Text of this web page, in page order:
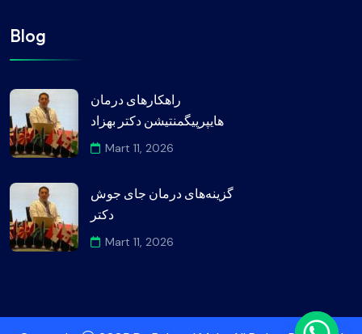
Blog
راهکارهای درمان
هایپرپیگمنتیشن دکتر بهزاد
Mart 11, 2026
گزینه‌های درمان جای جوش
دکتر
Mart 11, 2026